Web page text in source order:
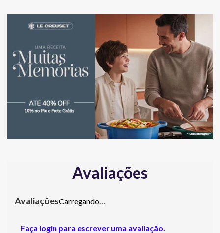
Avaliações
Carregando…
Faça login para escrever uma avaliação.